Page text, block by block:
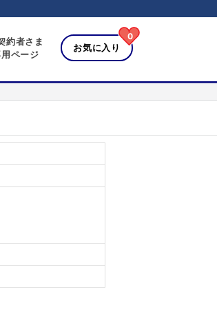
約者さま
ページ
お気に入り
0